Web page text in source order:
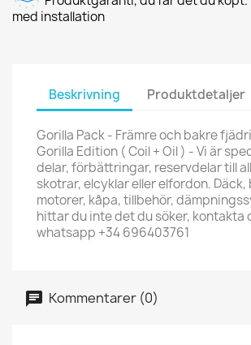
med installation
Beskrivning Produktdetaljer
Gorilla Pack - Främre och bakre
Gorilla Edition ( Coil + Oil ) - Vi är
delar, förbättringar, reservdelar till
skotrar, elcyklar eller elfordon. Däck,
motorer, kåpa, tillbehör,
hittar du inte det du söker, kontakta
whatsapp +34 696403761
Kommentarer (0)